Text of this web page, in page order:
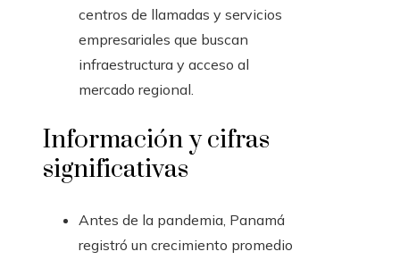
centros de llamadas y servicios
empresariales que buscan
infraestructura y acceso al
mercado regional.
Información y cifras
significativas
Antes de la pandemia, Panamá
registró un crecimiento promedio